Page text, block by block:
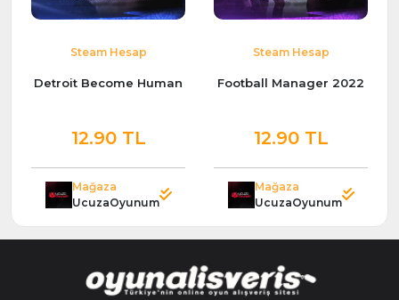
Steam Hesap
Detroit Become Human
12.90 TL
Mağaza
UcuzaOyunum
Steam Hesap
Football Manager 2022
12.90 TL
Mağaza
UcuzaOyunum